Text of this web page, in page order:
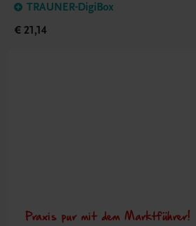
TRAUNER-DigiBox
€ 21,14
Praxis pur mit dem Marktführer!